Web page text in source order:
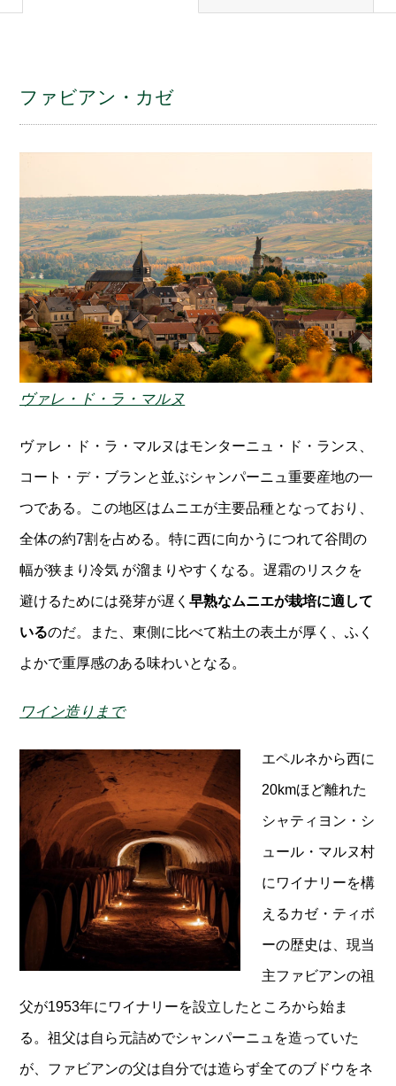
ファビアン・カゼ
ヴァレ・ド・ラ・マルヌ
ヴァレ・ド・ラ・マルヌはモンターニュ・ド・ランス、
コート・デ・ブランと並ぶシャンパーニュ重要産地の一
つである。この地区はムニエが主要品種となっており、
全体の約7割を占める。特に西に向かうにつれて谷間の
幅が狭まり冷気 が溜まりやすくなる。遅霜のリスクを
避けるためには発芽が遅く早熟なムニエが栽培に適して
いるのだ。また、東側に比べて粘土の表土が厚く、ふく
よかで重厚感のある味わいとなる。
ワイン造りまで
エペルネから西に
20kmほど離れた
シャティヨン・シ
ュール・マルヌ村
にワイナリーを構
えるカゼ・ティボ
ーの歴史は、現当
主ファビアンの祖
父が1953年にワイナリーを設立したところから始ま
る。祖父は自ら元詰めでシャンパーニュを造っていた
が、ファビアンの父は自分では造らず全てのブドウをネ